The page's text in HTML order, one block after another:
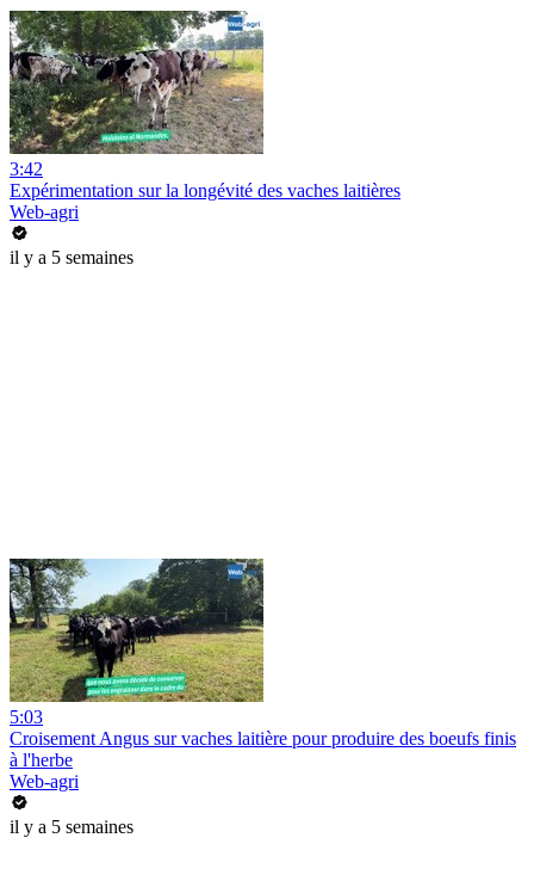
3:42
Expérimentation sur la longévité des vaches laitières
Web-agri
il y a 5 semaines
5:03
Croisement Angus sur vaches laitière pour produire des boeufs finis
à l'herbe
Web-agri
il y a 5 semaines